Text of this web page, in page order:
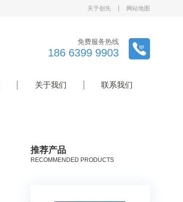
关于创先 网站地图
免费服务热线
186 6399 9903
关于我们 联系我们
推荐产品
RECOMMENDED PRODUCTS